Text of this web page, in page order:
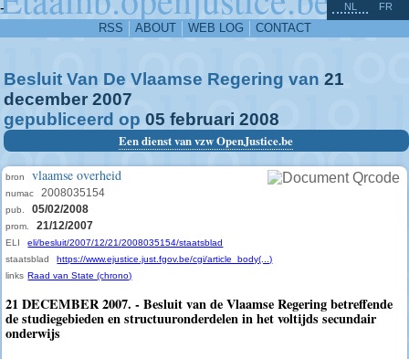
-
RSS ABOUT WEB LOG CONTACT
NL FR
Besluit Van De Vlaamse Regering van 21
december 2007
gepubliceerd op 05 februari 2008
Een dienst van vzw OpenJustice.be
bron vlaamse overheid
numac 2008035154
pub. 05/02/2008
prom. 21/12/2007
ELI
eli/besluit/2007/12/21/2008035154/staatsblad
staatsblad
https://www.ejustice.just.fgov.be/cgi/article_body(...)
links Raad van State (chrono)
21 DECEMBER 2007. - Besluit van de Vlaamse Regering betreffende
de studiegebieden en structuuronderdelen in het voltijds secundair
onderwijs
^